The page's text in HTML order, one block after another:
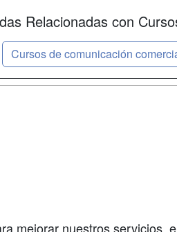
Relacionadas con
Cursos de comunicación
mejorar nuestros servicios,